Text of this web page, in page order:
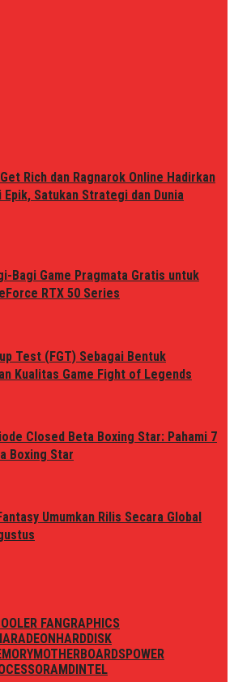
Get Rich dan Ragnarok Online Hadirkan
Epik, Satukan Strategi dan Dunia
Bagi Game Pragmata Gratis untuk
RTX 50 Series
Test (FGT) Sebagai Bentuk
Kualitas Game Fight of Legends
Closed Beta Boxing Star: Pahami 7
Boxing Star
Umumkan Rilis Secara Global
FAN GRAPHICS
RADEON HARDDISK
MOTHERBOARDSPOWER
AMD INTEL